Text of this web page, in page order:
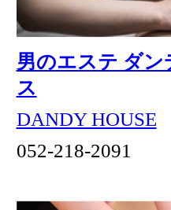
ACCESS
アクセス
ショップリスト